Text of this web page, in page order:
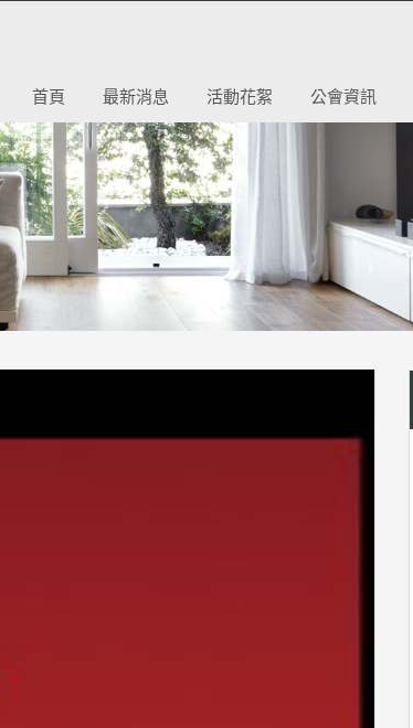
首頁 最新消息 活動花絮 公會資訊